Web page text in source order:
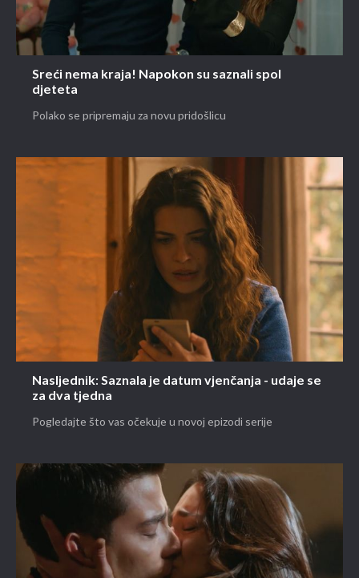
Sreći nema kraja! Napokon su saznali spol
djeteta
Polako se pripremaju za novu pridošlicu
Nasljednik: Saznala je datum vjenčanja - udaje se
za dva tjedna
Pogledajte što vas očekuje u novoj epizodi serije